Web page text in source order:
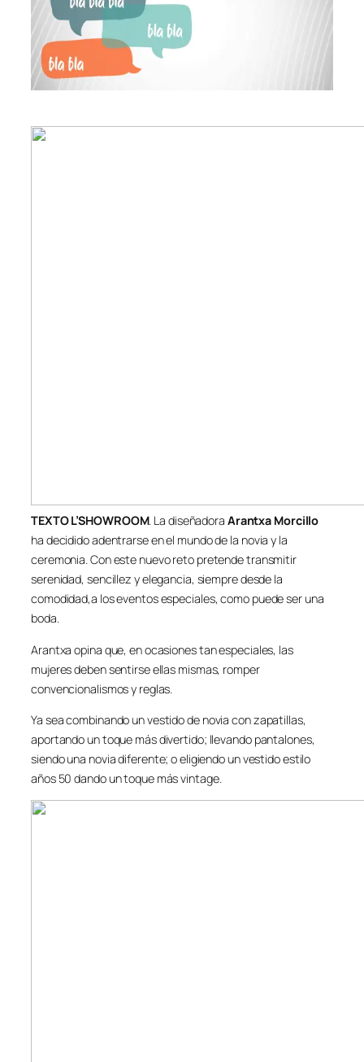
TEXTO L’SHOWROOM. La diseñadora Arantxa Morcillo
ha decidido adentrarse en el mundo de la novia y la
ceremonia. Con este nuevo reto pretende transmitir
serenidad, sencillez y elegancia, siempre desde la
comodidad,a los eventos especiales, como puede ser una
boda.
Arantxa opina que, en ocasiones tan especiales, las
mujeres deben sentirse ellas mismas, romper
convencionalismos y reglas.
Ya sea combinando un vestido de novia con zapatillas,
aportando un toque más divertido; llevando pantalones,
siendo una novia diferente; o eligiendo un vestido estilo
años 50 dando un toque más vintage.